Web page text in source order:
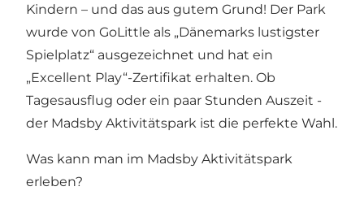
Kindern – und das aus gutem Grund! Der Park
wurde von GoLittle als „Dänemarks lustigster
Spielplatz“ ausgezeichnet und hat ein
„Excellent Play“-Zertifikat erhalten. Ob
Tagesausflug oder ein paar Stunden Auszeit -
der Madsby Aktivitätspark ist die perfekte Wahl.
Was kann man im Madsby Aktivitätspark
erleben?